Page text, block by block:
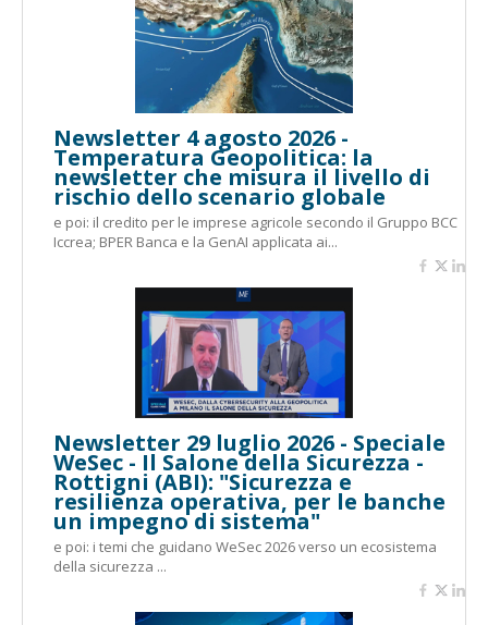
Newsletter 4 agosto 2026 -
Temperatura Geopolitica: la
newsletter che misura il livello di
rischio dello scenario globale
e poi: il credito per le imprese agricole secondo il Gruppo BCC
Iccrea; BPER Banca e la GenAI applicata ai...
Newsletter 29 luglio 2026 - Speciale
WeSec - Il Salone della Sicurezza -
Rottigni (ABI): "Sicurezza e
resilienza operativa, per le banche
un impegno di sistema"
e poi: i temi che guidano WeSec 2026 verso un ecosistema
della sicurezza ...